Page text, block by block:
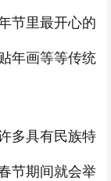
节里最开心的
年画等等传统
多具有民族特
节期间就会举